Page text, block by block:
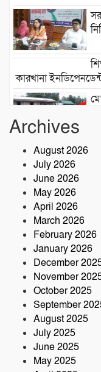
কারখানা
Archives
August 2026
July 2026
June 2026
May 2026
April 2026
March 2026
February 2026
January 2026
December
November
October 2025
September
August 2025
July 2025
June 2025
May 2025